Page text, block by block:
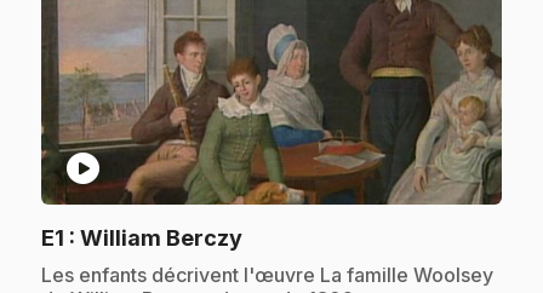
play_circle
E1 : William Berczy.
.Les enfants décrivent l'œuvre La famille Woolsey